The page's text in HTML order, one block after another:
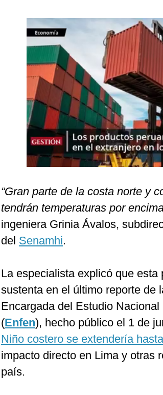
“Gran parte de la costa norte y
tendrán temperaturas por
ingeniera Grinia Ávalos,
del Senamhi.
La especialista explicó que
sustenta en el último reporte de
Encargada del Estudio Nacional
(Enfen), hecho público el 1 de
Niño costero se extendería
impacto directo en Lima y otras
país.